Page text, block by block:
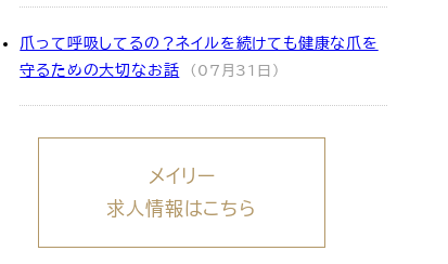
爪って呼吸してるの？ネイルを続けても健康な爪を
守るための大切なお話
(07月31日)
メイリー
求人情報はこちら